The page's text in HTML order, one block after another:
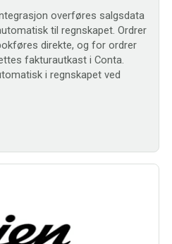
overføres salgsdata
til regnskapet. Ordrer
direkte, og for ordrer
fakturautkast i Conta.
i regnskapet ved